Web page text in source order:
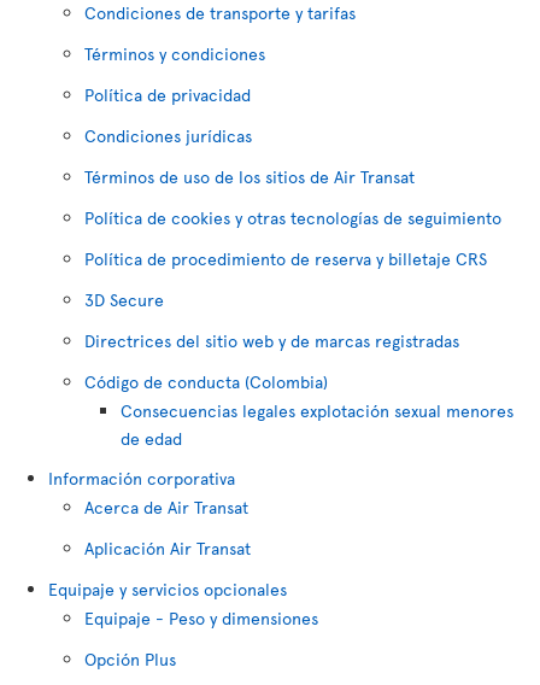
Condiciones de transporte y tarifas
Términos y condiciones
Política de privacidad
Condiciones jurídicas
Términos de uso de los sitios de Air Transat
Política de cookies y otras tecnologías de seguimiento
Política de procedimiento de reserva y billetaje CRS
3D Secure
Directrices del sitio web y de marcas registradas
Código de conducta (Colombia)
Consecuencias legales explotación sexual menores
de edad
Información corporativa
Acerca de Air Transat
Aplicación Air Transat
Equipaje y servicios opcionales
Equipaje - Peso y dimensiones
Opción Plus